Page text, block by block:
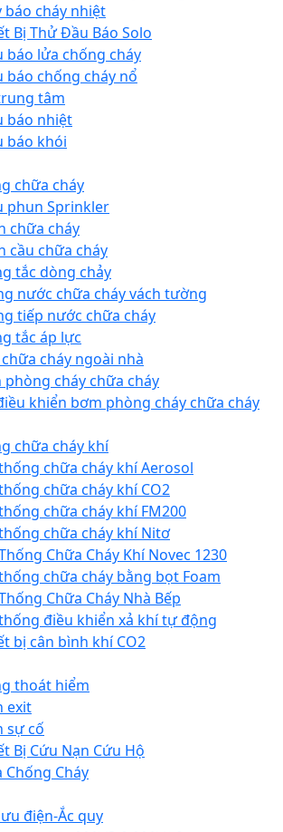
báo cháy nhiệt
Bị Thử Đầu Báo Solo
báo lửa chống cháy
báo chống cháy nổ
tâm
báo nhiệt
báo khói
chữa cháy
phun Sprinkler
chữa cháy
cầu chữa cháy
tắc dòng chảy
nước chữa cháy vách tường
tiếp nước chữa cháy
tắc áp lực
cháy ngoài nhà
phòng cháy chữa cháy
khiển bơm phòng cháy chữa cháy
chữa cháy khí
chữa cháy khí Aerosol
chữa cháy khí CO2
chữa cháy khí FM200
chữa cháy khí Nitơ
Chữa Cháy Khí Novec 1230
chữa cháy bằng bọt Foam
Chữa Cháy Nhà Bếp
điều khiển xả khí tự động
bị cân bình khí CO2
thoát hiểm
exit
sự cố
Bị Cứu Nạn Cứu Hộ
Chống Cháy
điện-Ắc quy